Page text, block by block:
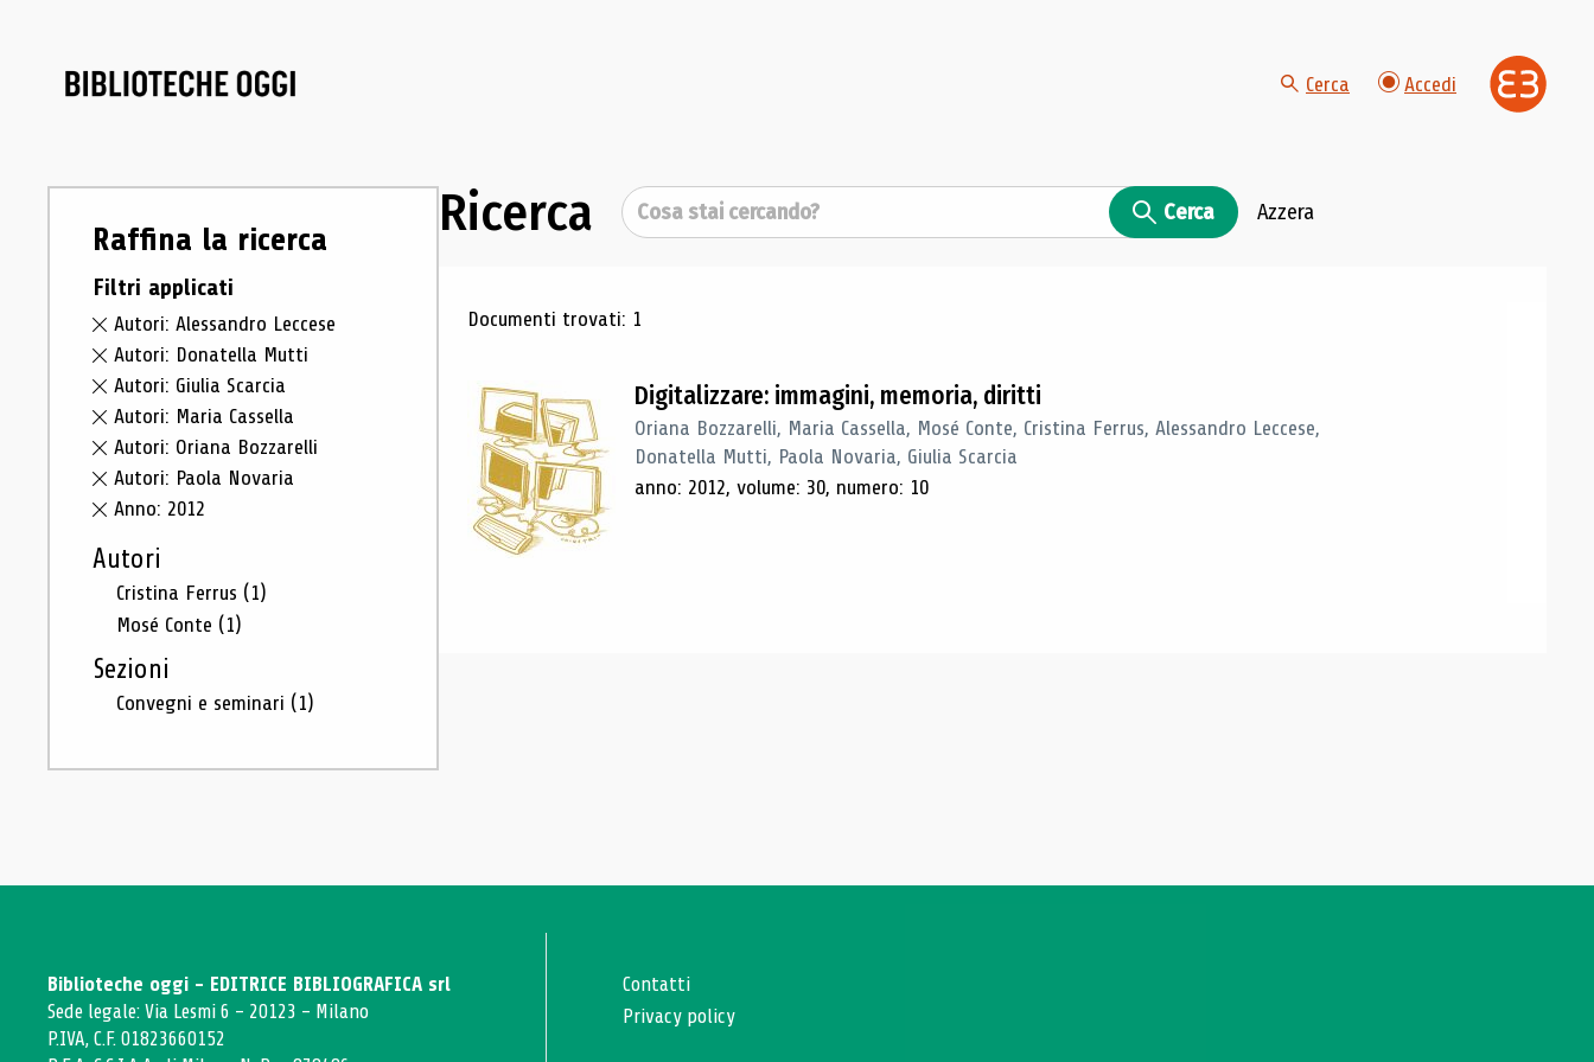
Cerca Accedi
Raffina la ricerca
Filtri applicati
Autori: Alessandro Leccese
Autori: Donatella Mutti
Autori: Giulia Scarcia
Autori: Maria Cassella
Autori: Oriana Bozzarelli
Autori: Paola Novaria
Anno: 2012
Autori
Cristina Ferrus (1)
Mosé Conte (1)
Sezioni
Convegni e seminari (1)
Ricerca Cerca Cerca Azzera
Risultati di ricerca
Documenti trovati: 1
Digitalizzare: immagini, memoria, diritti
Oriana Bozzarelli, Maria Cassella, Mosé Conte, Cristina Ferrus, Alessandro Leccese,
Donatella Mutti, Paola Novaria, Giulia Scarcia
anno: 2012, volume: 30, numero: 10
Biblioteche oggi - EDITRICE BIBLIOGRAFICA srl
Sede legale: Via Lesmi 6 - 20123 - Milano
P.IVA, C.F. 01823660152
Contatti
Privacy policy